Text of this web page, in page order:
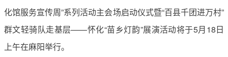
化馆服务宣传周”系列活动主会场启动仪式暨“百县千团进万村”
群文轻骑队走基层——怀化“苗乡灯韵”展演活动将于5月18日
上午在麻阳举行。